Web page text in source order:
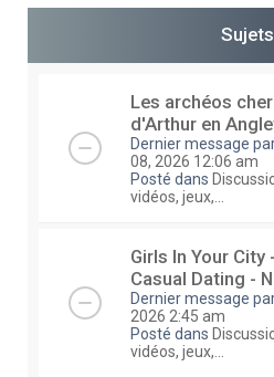
Sujets
Les archéos
d'Arthur en
Dernier message
08, 2026 12:06 am
Posté dans
vidéos, jeux,...
Girls In Your City
Casual Dating -
Dernier message
2026 2:45 am
Posté dans
vidéos, jeux,...